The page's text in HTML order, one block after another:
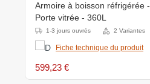
Armoire à boisson réfrigérée -
Porte vitrée - 360L
1-3 jours ouvrés 2 Variantes
Fiche technique du produit
599,23 €